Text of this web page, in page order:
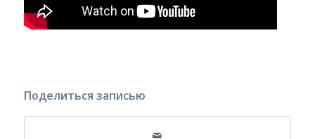
Поделиться записью